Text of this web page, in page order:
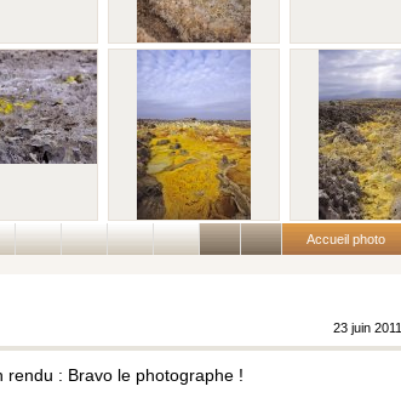
Accueil photo
23 juin 2011
rendu : Bravo le photographe !